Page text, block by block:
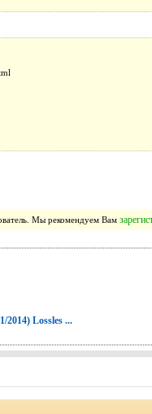
Мы рекомендуем Вам
2014) Lossles ...